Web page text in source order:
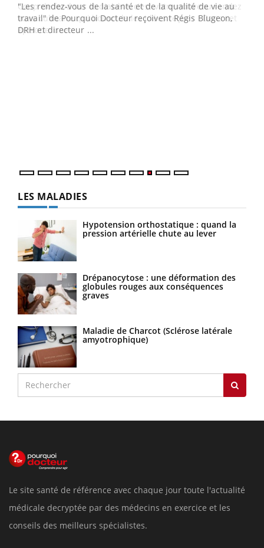
"Les rendez-vous de la santé et de la qualité de vie au
travail" de Pourquoi Docteur reçoivent Régis Blugeon,
DRH et directeur ...
LES MALADIES
Hypotension orthostatique : quand la
pression artérielle chute au lever
Drépanocytose : une déformation des
globules rouges aux conséquences
graves
Maladie de Charcot (Sclérose latérale
amyotrophique)
Le site santé de référence avec chaque jour toute l'actualité
médicale decryptée par des médecins en exercice et les
conseils des meilleurs spécialistes.